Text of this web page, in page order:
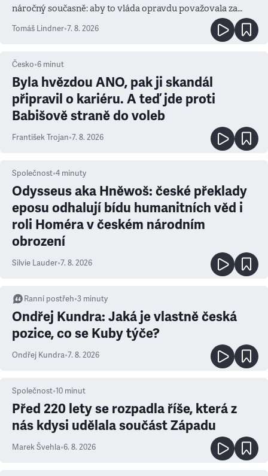
náročný současně: aby to vláda opravdu považovala za
Tomáš Lindner•7. 8. 2026
Česko•6 minut
Byla hvězdou ANO, pak ji skandál
připravil o kariéru. A teď jde proti
Babišově straně do voleb
František Trojan•7. 8. 2026
Společnost•4 minuty
Odysseus aka Hněwoš: české překlady
eposu odhalují bídu humanitních věd i
roli Homéra v českém národním
obrození
Silvie Lauder•7. 8. 2026
Ranní postřeh•3 minuty
Ondřej Kundra: Jaká je vlastně česká
pozice, co se Kuby týče?
Ondřej Kundra•7. 8. 2026
Společnost•10 minut
Před 220 lety se rozpadla říše, která z
nás kdysi udělala součást Západu
Marek Švehla•6. 8. 2026